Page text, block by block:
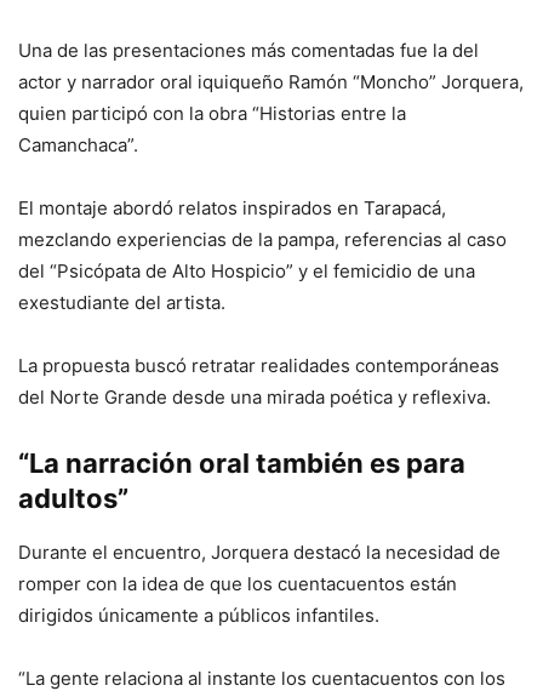
Una de las presentaciones más comentadas fue la del
actor y narrador oral iquiqueño Ramón “Moncho” Jorquera,
quien participó con la obra “Historias entre la
Camanchaca”.
El montaje abordó relatos inspirados en Tarapacá,
mezclando experiencias de la pampa, referencias al caso
del “Psicópata de Alto Hospicio” y el femicidio de una
exestudiante del artista.
La propuesta buscó retratar realidades contemporáneas
del Norte Grande desde una mirada poética y reflexiva.
“La narración oral también es para
adultos”
Durante el encuentro, Jorquera destacó la necesidad de
romper con la idea de que los cuentacuentos están
dirigidos únicamente a públicos infantiles.
“La gente relaciona al instante los cuentacuentos con los